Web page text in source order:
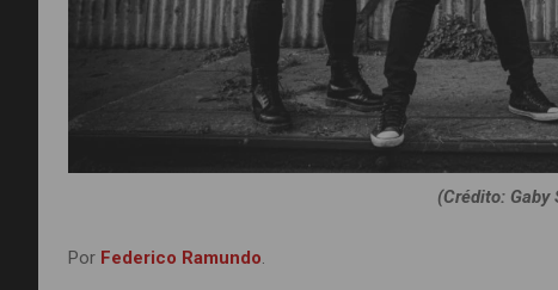
(Crédito: Gaby
Por Federico Ramundo.